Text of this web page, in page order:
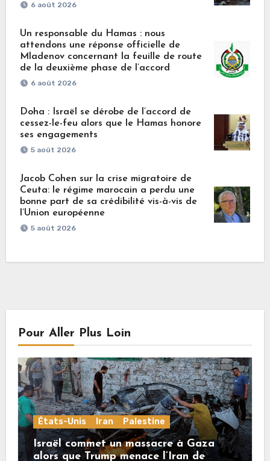
6 août 2026
Un responsable du Hamas : nous
attendons une réponse officielle de
Mladenov concernant la feuille de route
de la deuxième phase de l’accord
6 août 2026
Doha : Israël se dérobe de l’accord de
cessez-le-feu alors que le Hamas honore
ses engagements
5 août 2026
Jacob Cohen sur la crise migratoire de
Ceuta: le régime marocain a perdu une
bonne part de sa crédibilité vis-à-vis de
l’Union européenne
5 août 2026
Pour Aller Plus Loin
États-Unis Iran Palestine
Israël commet un massacre à Gaza
alors que Trump menace l’Iran de